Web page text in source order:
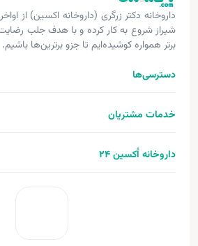
شیراز شروع به کار کرده و با هدف جلب
برتر همواره کوشیده‌ایم تا جزو برترین‌ها باشیم.
دسترسی‌ها
خدمات مشتریان
داروخانه اُکسین 24